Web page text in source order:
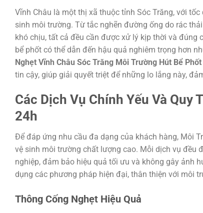
Vĩnh Châu là một thị xã thuộc tỉnh Sóc Trăng, với
sinh môi trường. Từ tắc nghẽn đường ống do rác
khó chịu, tất cả đều cần được xử lý kịp thời và đúng
bể phốt có thể dẫn đến hậu quả nghiêm trọng hơn
Nghẹt Vĩnh Châu Sóc Trăng Môi Trường Hút Bể
tin cậy, giúp giải quyết triệt để những lo lắng này,
Các Dịch Vụ Chính Yếu Và Quy
24h
Để đáp ứng nhu cầu đa dạng của khách hàng, Môi
vệ sinh môi trường chất lượng cao. Mỗi dịch vụ đều
nghiệp, đảm bảo hiệu quả tối ưu và không gây ảnh
dụng các phương pháp hiện đại, thân thiện với môi
Thông Cống Nghẹt Hiệu Quả